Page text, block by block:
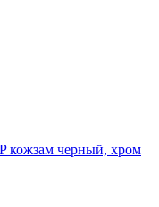
кожзам черный, хром